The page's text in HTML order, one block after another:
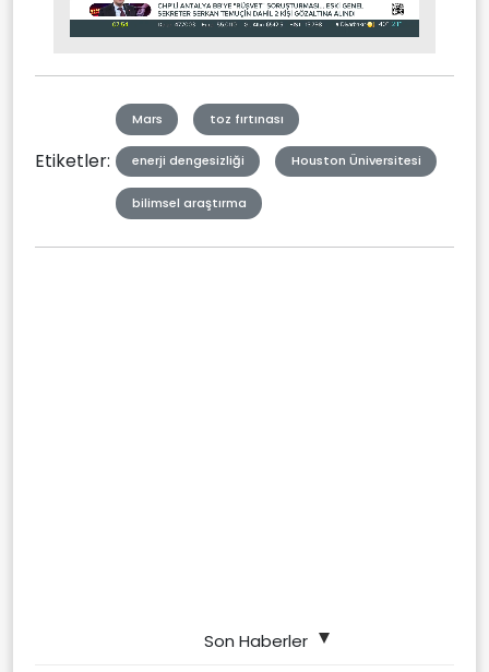
Mute Stream
Etiketler:
Mars toz fırtınası
enerji dengesizliği Houston Üniversitesi
bilimsel araştırma
Son Haberler